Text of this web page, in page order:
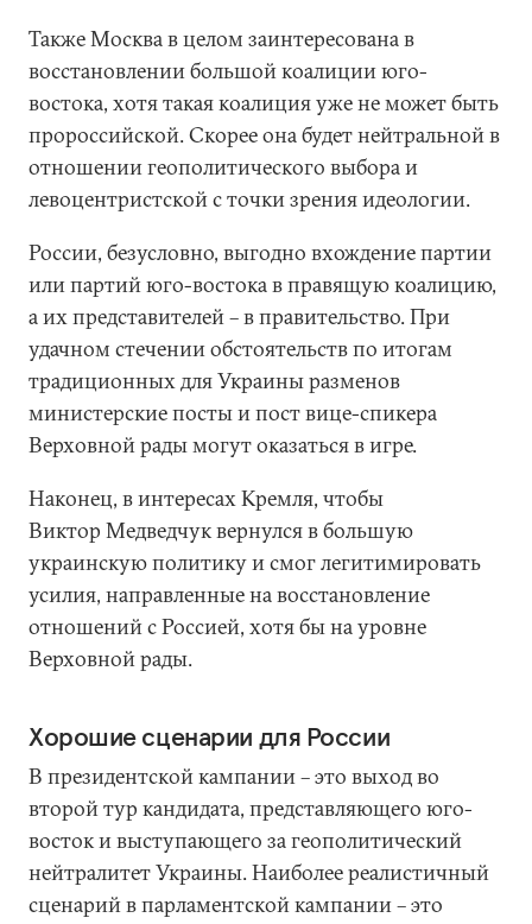
Также Москва в целом заинтересована в
восстановлении большой коалиции юго-
востока, хотя такая коалиция уже не может быть
пророссийской. Скорее она будет нейтральной в
отношении геополитического выбора и
левоцентристской с точки зрения идеологии.
России, безусловно, выгодно вхождение партии
или партий юго-востока в правящую коалицию,
а их представителей – в правительство. При
удачном стечении обстоятельств по итогам
традиционных для Украины разменов
министерские посты и пост вице-спикера
Верховной рады могут оказаться в игре.
Наконец, в интересах Кремля, чтобы
Виктор Медведчук вернулся в большую
украинскую политику и смог легитимировать
усилия, направленные на восстановление
отношений с Россией, хотя бы на уровне
Верховной рады.
Хорошие сценарии для России
В президентской кампании – это выход во
второй тур кандидата, представляющего юго-
восток и выступающего за геополитический
нейтралитет Украины. Наиболее реалистичный
сценарий в парламентской кампании – это